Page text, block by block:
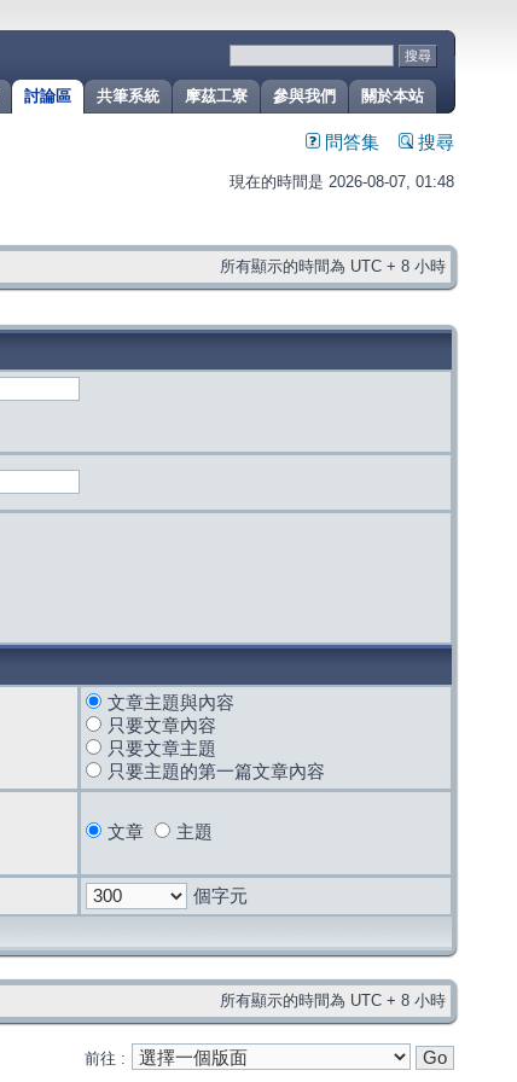
關於本站
參與我們
摩茲工寮
共筆系統
討論區
問答集 搜尋
現在的時間是 2026-08-07, 01:48
所有顯示的時間為 UTC + 8 小時
文章主題與內容
只要文章內容
只要文章主題
只要主題的第一篇文章內容
文章 主題
個字元
所有顯示的時間為 UTC + 8 小時
前往 :